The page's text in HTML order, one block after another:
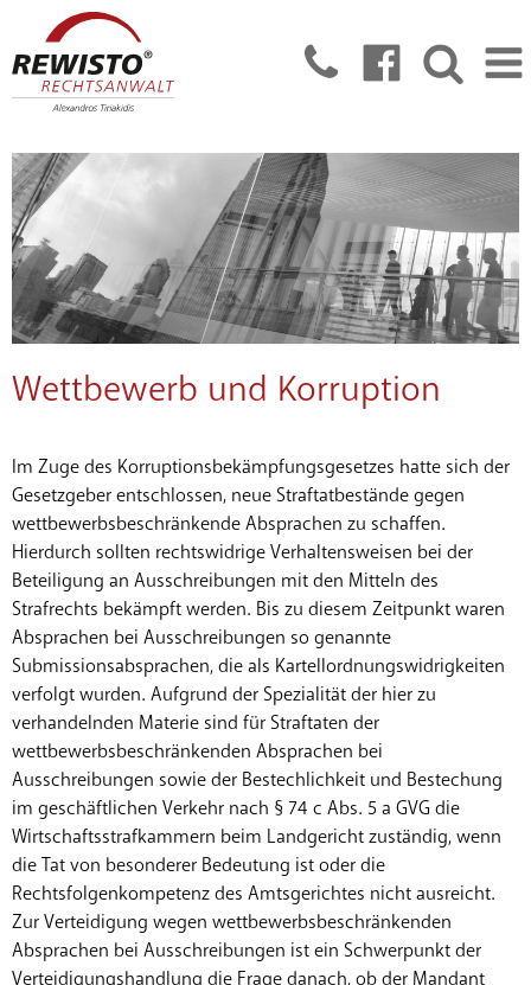
Wettbewerb und Korruption
Im Zuge des Korruptionsbekämpfungsgesetzes hatte sich der
Gesetzgeber entschlossen, neue Straftatbestände gegen
wettbewerbsbeschränkende Absprachen zu schaffen.
Hierdurch sollten rechtswidrige Verhaltensweisen bei der
Beteiligung an Ausschreibungen mit den Mitteln des
Strafrechts bekämpft werden. Bis zu diesem Zeitpunkt waren
Absprachen bei Ausschreibungen so genannte
Submissionsabsprachen, die als Kartellordnungswidrigkeiten
verfolgt wurden. Aufgrund der Spezialität der hier zu
verhandelnden Materie sind für Straftaten der
wettbewerbsbeschränkenden Absprachen bei
Ausschreibungen sowie der Bestechlichkeit und Bestechung
im geschäftlichen Verkehr nach § 74 c Abs. 5 a GVG die
Wirtschaftsstrafkammern beim Landgericht zuständig, wenn
die Tat von besonderer Bedeutung ist oder die
Rechtsfolgenkompetenz des Amtsgerichtes nicht ausreicht.
Zur Verteidigung wegen wettbewerbsbeschränkenden
Absprachen bei Ausschreibungen ist ein Schwerpunkt der
Verteidigungshandlung die Frage danach, ob der Mandant